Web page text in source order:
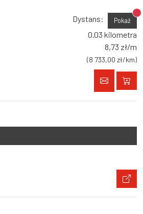
Dystans:
Pokaż
0.03 kilometra
8,73 zł/m
(8 733,00 zł/km)